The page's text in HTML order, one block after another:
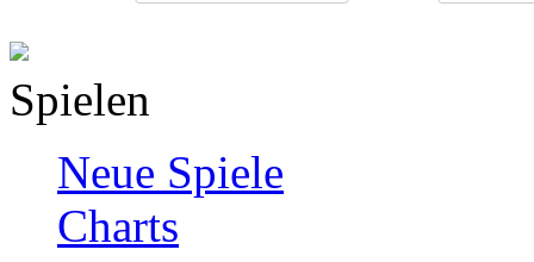
Spielen
Neue Spiele
Charts